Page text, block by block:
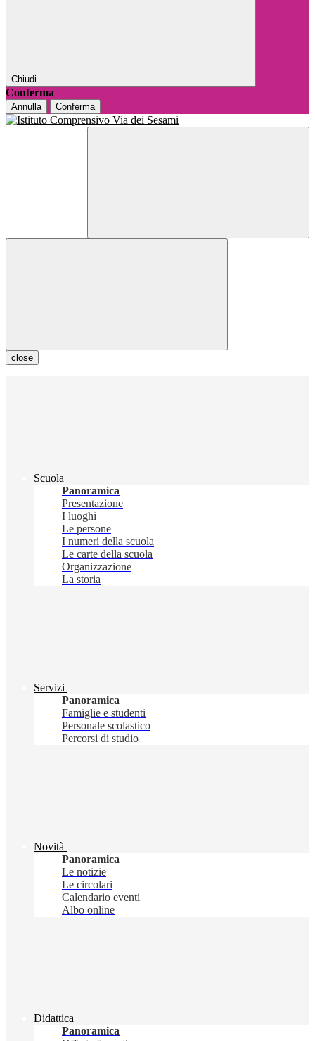
Chiudi
Conferma
Annulla Conferma
close
Scuola
Panoramica
Presentazione
I luoghi
Le persone
I numeri della scuola
Le carte della scuola
Organizzazione
La storia
Servizi
Panoramica
Famiglie e studenti
Personale scolastico
Percorsi di studio
Novità
Panoramica
Le notizie
Le circolari
Calendario eventi
Albo online
Didattica
Panoramica